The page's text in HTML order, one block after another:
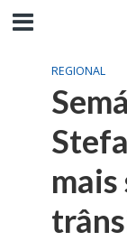
REGIONAL
mais